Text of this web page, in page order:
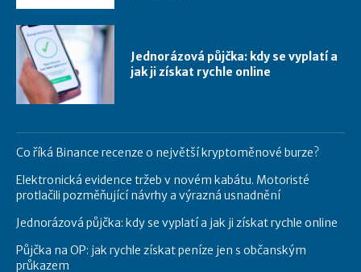
Jednorázová půjčka: kdy se vyplatí a
jak ji získat rychle online
Co říká Binance recenze o největší kryptoměnové burze?
Elektronická evidence tržeb v novém kabátu. Motoristé
protlačili pozměňující návrhy a výrazná usnadnění
Jednorázová půjčka: kdy se vyplatí a jak ji získat rychle online
Půjčka na OP: jak rychle získat peníze jen s občanským
průkazem